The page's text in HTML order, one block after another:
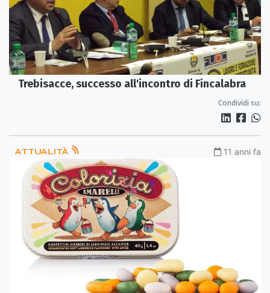
Trebisacce, successo all'incontro di Fincalabra
Condividi su:
ATTUALITÀ 11 anni fa